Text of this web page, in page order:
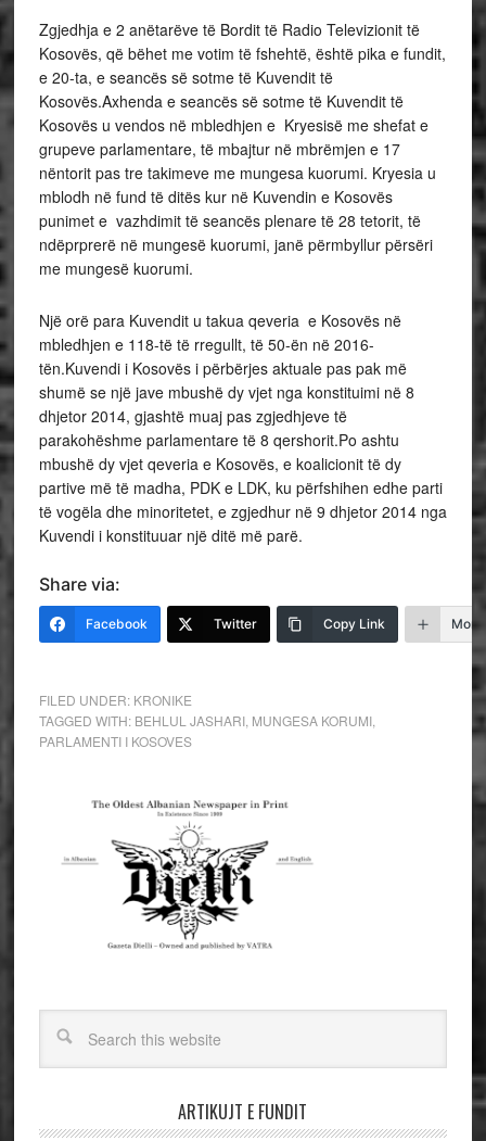
Zgjedhja e 2 anëtarëve të Bordit të Radio Televizionit të
Kosovës, që bëhet me votim të fshehtë, është pika e fundit,
e 20-ta, e seancës së sotme të Kuvendit të
Kosovës.Axhenda e seancës së sotme të Kuvendit të
Kosovës u vendos në mbledhjen e Kryesisë me shefat e
grupeve parlamentare, të mbajtur në mbrëmjen e 17
nëntorit pas tre takimeve me mungesa kuorumi. Kryesia u
mblodh në fund të ditës kur në Kuvendin e Kosovës
punimet e vazhdimit të seancës plenare të 28 tetorit, të
ndëprprerë në mungesë kuorumi, janë përmbyllur përsëri
me mungesë kuorumi.
Një orë para Kuvendit u takua qeveria e Kosovës në
mbledhjen e 118-të të rregullt, të 50-ën në 2016-
tën.Kuvendi i Kosovës i përbërjes aktuale pas pak më
shumë se një jave mbushë dy vjet nga konstituimi në 8
dhjetor 2014, gjashtë muaj pas zgjedhjeve të
parakohëshme parlamentare të 8 qershorit.Po ashtu
mbushë dy vjet qeveria e Kosovës, e koalicionit të dy
partive më të madha, PDK e LDK, ku përfshihen edhe parti
të vogëla dhe minoritetet, e zgjedhur në 9 dhjetor 2014 nga
Kuvendi i konstituuar një ditë më parë.
Share via:
Facebook Twitter Copy Link More
FILED UNDER: KRONIKE
TAGGED WITH: BEHLUL JASHARI, MUNGESA KORUMI,
PARLAMENTI I KOSOVES
ARTIKUJT E FUNDIT